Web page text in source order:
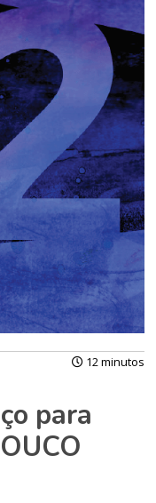
12 minutos
para